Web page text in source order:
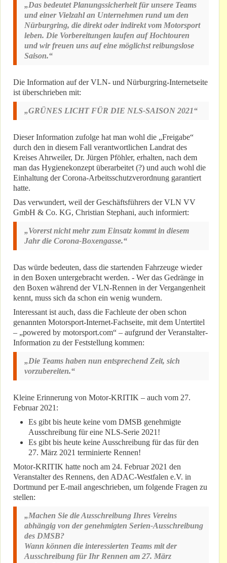
„Das bedeutet Planungssicherheit für unsere Teams
und einer Vielzahl an Unternehmen rund um den
Nürburgring, die direkt oder indirekt vom Motorsport
leben. Die Vorbereitungen laufen auf Hochtouren
und wir freuen uns auf eine möglichst reibungslose
Saison.“
Die Information auf der VLN- und Nürburgring-Internetseite
ist überschrieben mit:
„GRÜNES LICHT FÜR DIE NLS-SAISON 2021“
Dieser Information zufolge hat man wohl die „Freigabe“
durch den in diesem Fall verantwortlichen Landrat des
Kreises Ahrweiler, Dr. Jürgen Pföhler, erhalten, nach dem
man das Hygienekonzept überarbeitet (?) und auch wohl die
Einhaltung der Corona-Arbeitsschutzverordnung garantiert
hatte.
Das verwundert, weil der Geschäftsführers der VLN VV
GmbH & Co. KG, Christian Stephani, auch informiert:
„Vorerst nicht mehr zum Einsatz kommt in diesem
Jahr die Corona-Boxengasse.“
Das würde bedeuten, dass die startenden Fahrzeuge wieder
in den Boxen untergebracht werden. - Wer das Gedränge in
den Boxen während der VLN-Rennen in der Vergangenheit
kennt, muss sich da schon ein wenig wundern.
Interessant ist auch, dass die Fachleute der oben schon
genannten Motorsport-Internet-Fachseite, mit dem Untertitel
– „powered by motorsport.com“ – aufgrund der Veranstalter-
Information zu der Feststellung kommen:
„Die Teams haben nun entsprechend Zeit, sich
vorzubereiten.“
Kleine Erinnerung von Motor-KRITIK – auch vom 27.
Februar 2021:
Es gibt bis heute keine vom DMSB genehmigte
Ausschreibung für eine NLS-Serie 2021!
Es gibt bis heute keine Ausschreibung für das für den
27. März 2021 terminierte Rennen!
Motor-KRITIK hatte noch am 24. Februar 2021 den
Veranstalter des Rennens, den ADAC-Westfalen e.V. in
Dortmund per E-mail angeschrieben, um folgende Fragen zu
stellen:
„Machen Sie die Ausschreibung Ihres Vereins
abhängig von der genehmigten Serien-Ausschreibung
des DMSB?
Wann können die interessierten Teams mit der
Ausschreibung für Ihr Rennen am 27. März